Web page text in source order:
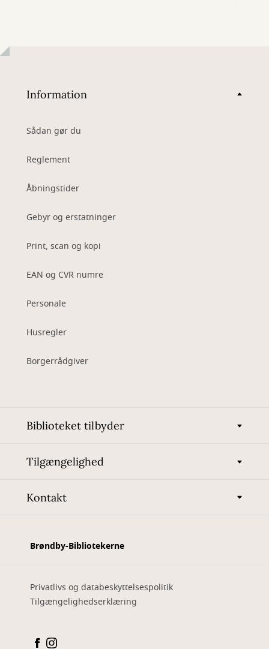
Information
Sådan gør du
Reglement
Åbningstider
Gebyr og erstatninger
Print, scan og kopi
EAN og CVR numre
Personale
Husregler
Borgerrådgiver
Biblioteket tilbyder
Tilgængelighed
Kontakt
Brøndby-Bibliotekerne
Privatlivs og databeskyttelsespolitik
Tilgængelighedserklæring